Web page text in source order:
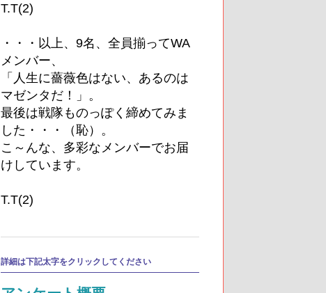
T.T(2)
・・・以上、9名、全員揃ってWA
メンバー、
「人生に薔薇色はない、あるのは
マゼンタだ！」。
最後は戦隊ものっぽく締めてみま
した・・・（恥）。
こ～んな、多彩なメンバーでお届
けしています。
T.T(2)
詳細は下記太字をクリックしてください